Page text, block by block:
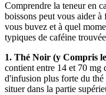
Comprendre la teneur en
boissons peut vous aider
vous buvez et à quel
typiques de caféine
1. Thé Noir (y Compris
contient entre 14 et 70 mg
d'infusion plus forte du thé
situer dans la partie